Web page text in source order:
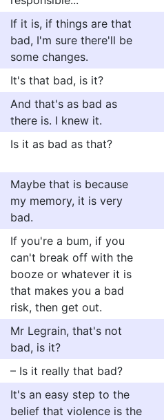
If it is, if things are that
bad, I'm sure there'll be
some changes.
It's that bad, is it?
And that's as bad as
there is. I knew it.
Is it as bad as that?
Maybe that is because
my memory, it is very
bad.
If you're a bum, if you
can't break off with the
booze or whatever it is
that makes you a bad
risk, then get out.
Mr Legrain, that's not
bad, is it?
– Is it really that bad?
It's an easy step to the
belief that violence is the